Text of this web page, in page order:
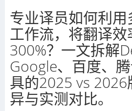
专业译员如何利
工作流，将翻译效
300%？一文拆解
Google、百度、
具的2025 vs
异与实测对比。